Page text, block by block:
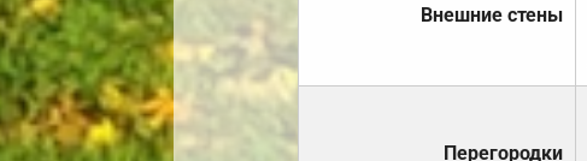
Внешние стены
Перегородки